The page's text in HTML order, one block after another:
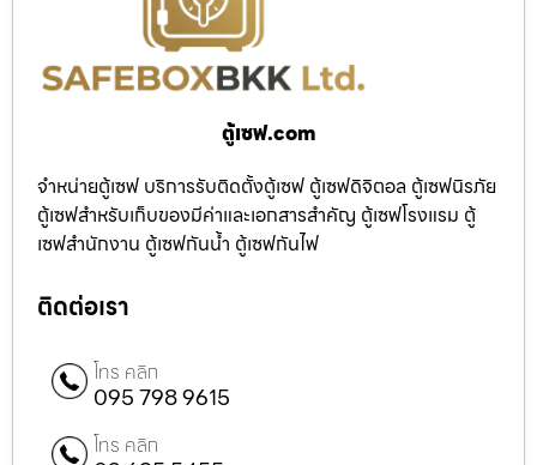
ตู้เซฟ.com
จำหน่ายตู้เซฟ บริการรับติดตั้งตู้เซฟ ตู้เซฟดิจิตอล ตู้เซฟนิรภัย
ตู้เซฟสำหรับเก็บของมีค่าและเอกสารสำคัญ ตู้เซฟโรงแรม ตู้
เซฟสำนักงาน ตู้เซฟกันน้ำ ตู้เซฟกันไฟ
ติดต่อเรา
โทร คลิก
095 798 9615
โทร คลิก